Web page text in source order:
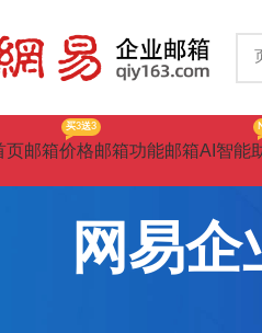
页邮箱价格
买3送3
邮箱功能邮箱AI智能
网易